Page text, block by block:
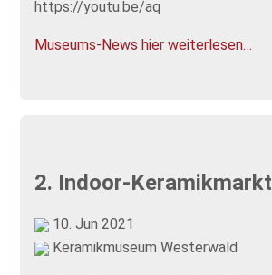
https://youtu.be/aq
Museums-News hier weiterlesen…
2. Indoor-Keramikmarkt
10. Jun 2021
Keramikmuseum Westerwald